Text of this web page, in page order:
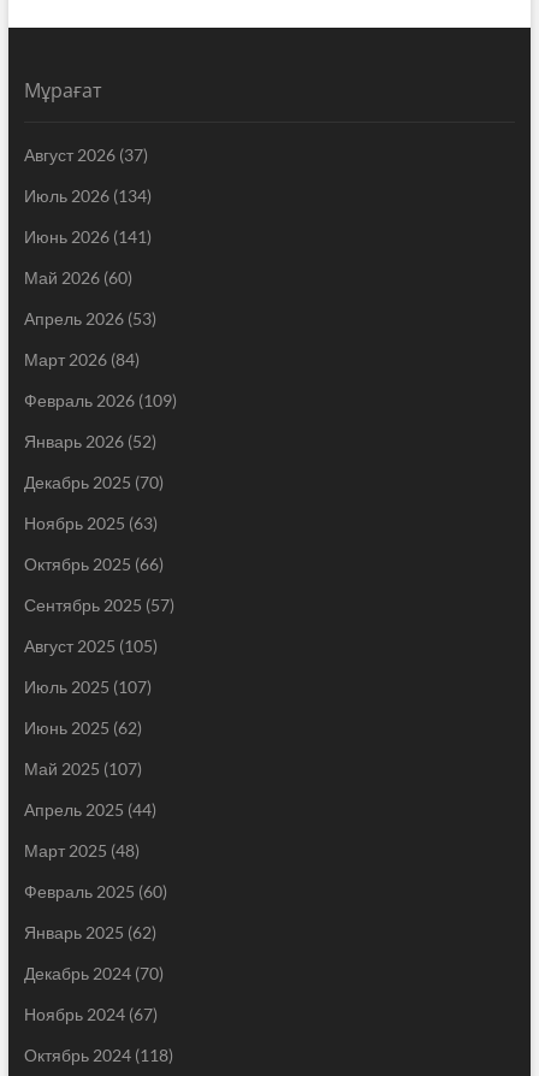
Мұрағат
Август 2026(37)
Июль 2026(134)
Июнь 2026(141)
Май 2026(60)
Апрель 2026(53)
Март 2026(84)
Февраль 2026(109)
Январь 2026(52)
Декабрь 2025 (70)
Ноябрь 2025 (63)
Октябрь 2025 (66)
Сентябрь 2025 (57)
Август 2025 (105)
Июль 2025 (107)
Июнь 2025 (62)
Май 2025 (107)
Апрель 2025 (44)
Март 2025 (48)
Февраль 2025 (60)
Январь 2025 (62)
Декабрь 2024(70)
Ноябрь 2024(67)
Октябрь 2024(118)